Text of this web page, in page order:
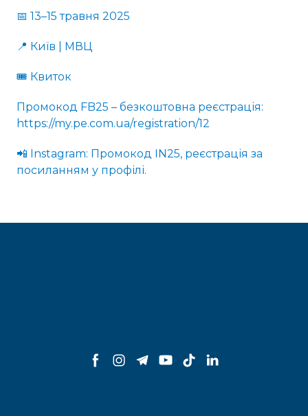
📅 13–15 травня 2025
📍 Київ | МВЦ
🎟 Квиток
Промокод FB25 – безкоштовна реєстрація:
https://my.pe.com.ua/registration/12
📲 Instagram: Промокод IN25, реєстрація за
посиланням у профілі.